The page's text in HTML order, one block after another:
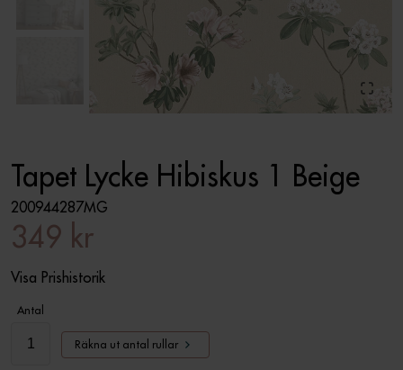
Tapet Lycke Hibiskus 1 Beige
200944287MG
349 kr
Visa Prishistorik
Antal
Räkna ut antal rullar